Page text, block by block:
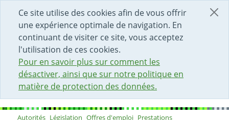
Ce site utilise des cookies afin de vous offrir
une expérience optimale de navigation. En
continuant de visiter ce site, vous acceptez
l'utilisation de ces cookies.
Pour en savoir plus sur comment les
désactiver, ainsi que sur notre politique en
matière de protection des données.
DÉBUT DU CONTENU DE LA PAGE
ACCÈS AU CHAMP DE RECHERCHE
PAGE D'ACCUEIL
FORMULAIRE DE CONTACT
Autorités Législation Offres d'emploi Prestations